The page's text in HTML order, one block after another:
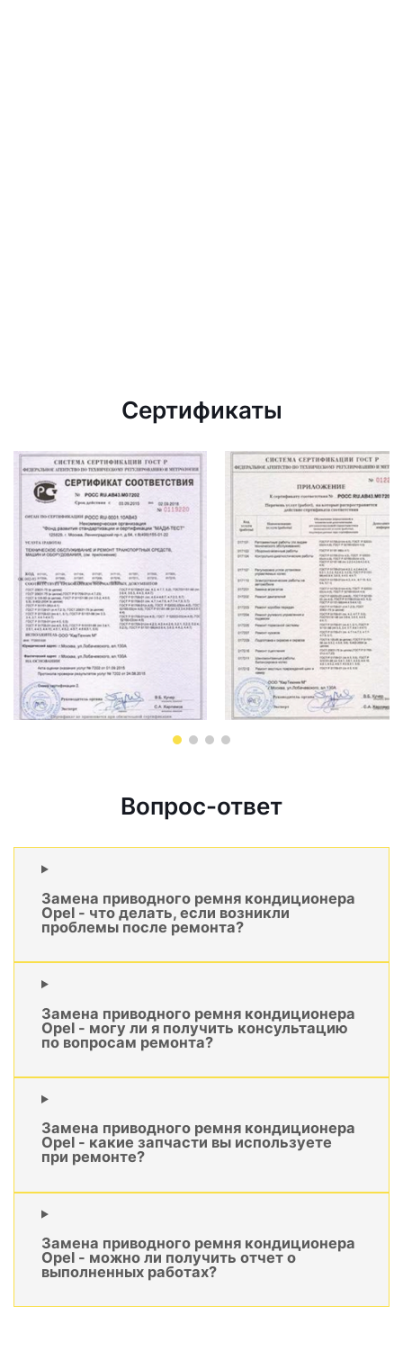
Сертификаты
Вопрос-ответ
Замена приводного ремня кондиционера
Opel - что делать, если возникли
проблемы после ремонта?
Замена приводного ремня кондиционера
Opel - могу ли я получить консультацию
по вопросам ремонта?
Замена приводного ремня кондиционера
Opel - какие запчасти вы используете
при ремонте?
Замена приводного ремня кондиционера
Opel - можно ли получить отчет о
выполненных работах?